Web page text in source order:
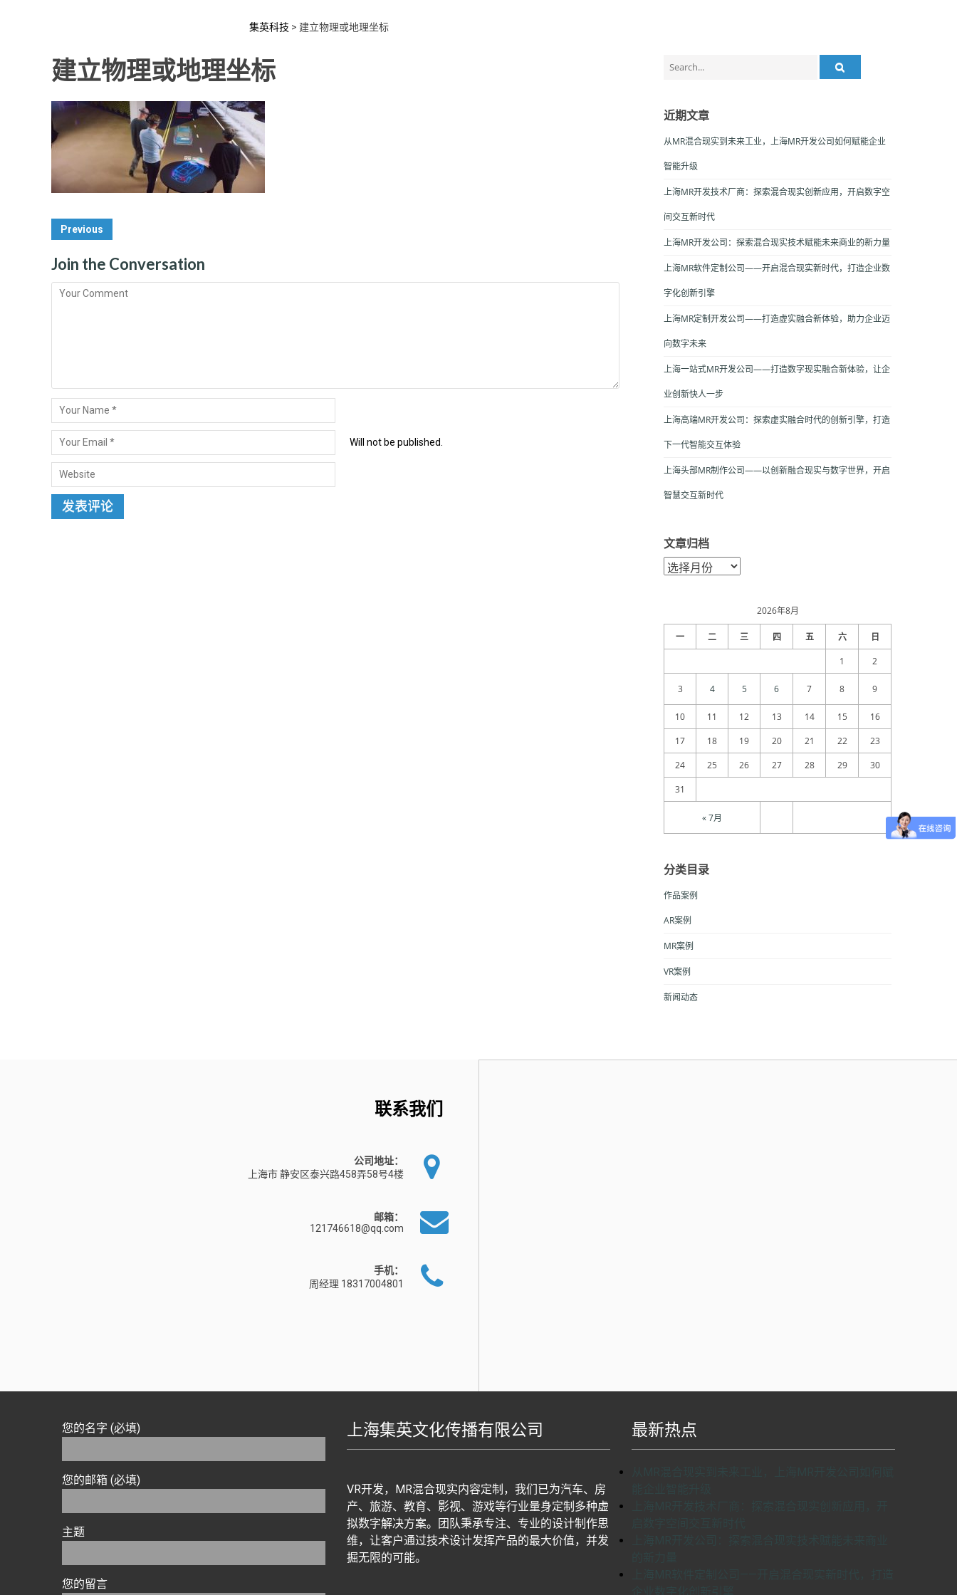
集英科技 > 建立物理或地理坐标
建立物理或地理坐标
Post
Navigation
Previous
Join the Conversation
Will not be published.
for:
近期文章
从MR混合现实到未来工业，上海MR开发公司如何赋能企业
智能升级
上海MR开发技术厂商：探索混合现实创新应用，开启数字空
间交互新时代
上海MR开发公司：探索混合现实技术赋能未来商业的新力量
上海MR软件定制公司——开启混合现实新时代，打造企业数
字化创新引擎
上海MR定制开发公司——打造虚实融合新体验，助力企业迈
向数字未来
上海一站式MR开发公司——打造数字现实融合新体验，让企
业创新快人一步
上海高端MR开发公司：探索虚实融合时代的创新引擎，打造
下一代智能交互体验
上海头部MR制作公司——以创新融合现实与数字世界，开启
智慧交互新时代
文章归档
文
章
2026年8月
一 二 三 四 五 六 日
« 7月
1 2
3 4 5 6 7 8 9
10 11 12 13 14 15
16
17
18 19 20 21 22
23
24
25 26 27 28 29
30
31
分类目录
作品案例
AR案例
MR案例
VR案例
新闻动态
联系我们
公司地址：
上海市 静安区泰兴路458弄58号4楼
邮箱：
121746618@qq.com
手机：
周经理 18317004801
您的名字 (必填)
您的邮箱 (必填)
主题
您的留言
上海集英文化传播有限公司
VR开发，MR混合现实内容定制，我们已为汽车、房
产、旅游、教育、影视、游戏等行业量身定制多种虚
拟数字解决方案。团队秉承专注、专业的设计制作思
维，让客户通过技术设计发挥产品的最大价值，并发
掘无限的可能。
最新热点